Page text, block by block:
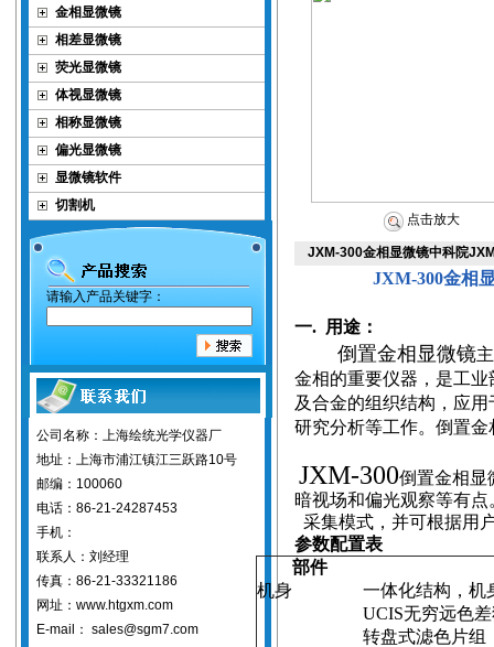
金相显微镜
相差显微镜
荧光显微镜
体视显微镜
相称显微镜
偏光显微镜
显微镜软件
切割机
请输入产品关键字：
公司名称：上海绘统光学仪器厂
地址：上海市浦江镇江三跃路10号
邮编：100060
电话：86-21-24287453
手机：
联系人：刘经理
传真：86-21-33321186
网址：www.htgxm.com
E-mail： sales@sgm7.com
点击放大
JXM-300金相显微镜中科院
JXM-300金相
一. 用途：
倒置金相显微镜
金相的重要仪器，是工
及合金的组织结构，应
研究分析等工作。倒置
JXM-300倒置金相显
暗视场和偏光观察等有
采集模式，并可根据用
参数配置表
部件
机身
一体化结构，机
UCIS无穷远色
转盘式滤色片组